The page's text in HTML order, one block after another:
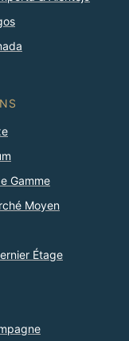
Gamme
Moyen
Étage